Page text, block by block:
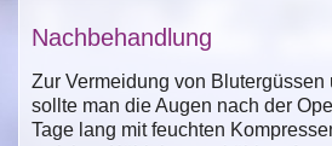
Nachbehandlung
Zur Vermeidung von
sollte man die Augen nach der
Tage lang mit feuchten